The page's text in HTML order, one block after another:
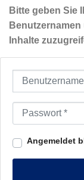
Bitte geben Sie
Inhalte
Benutzername
Passwort
Angemeldet